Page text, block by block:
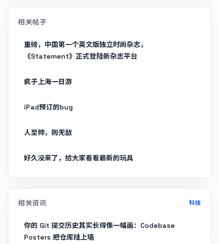
相关帖子
重磅，中国第一个英文版独立时尚杂志，
《Statement》正式登陆新杂志平台
疯子上海一日游
iPad预订的bug
人至帅，则无敌
好久没来了，给大家看看最新的玩具
相关资讯 科技
你的 Git 提交历史其实长得像一幅画：Codebase
Posters 把仓库挂上墙